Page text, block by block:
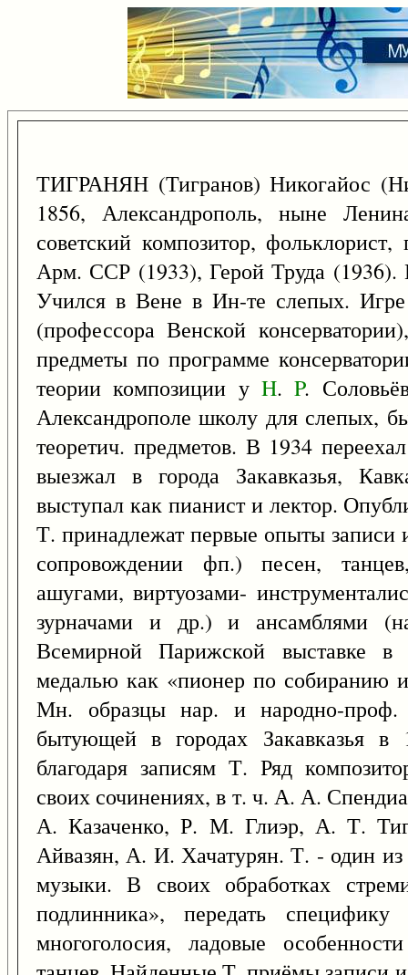
ТИГРАНЯН (Тигранов) Никогайос
1856, Александрополь, ныне
советский композитор,
Арм. ССР (1933), Герой Труда (1936).
Учился в Вене в Ин-те слепых.
(профессора Венской
предметы по программе
теории композиции у H.P.
Александрополе школу для слепых,
теоретич. предметов. В 1934
выезжал в города Закавказья,
выступал как пианист и лектор.
Т. принадлежат первые опыты записи
сопровождении фп.) песен,
ашугами, виртуозами-
зурначами и др.) и ансамблями
Всемирной Парижской выставке
медалью как «пионер по собиранию
Мн. образцы нар. и народно-проф.
бытующей в городах Закавказья
благодаря записям Т. Ряд
своих сочинениях, в т. ч. А. А.
А. Казаченко, Р. М. Глиэр, А. Т.
Айвазян, А. И. Хачатурян. Т. - один
музыки. В своих обработках
подлинника», передать
многоголосия, ладовые